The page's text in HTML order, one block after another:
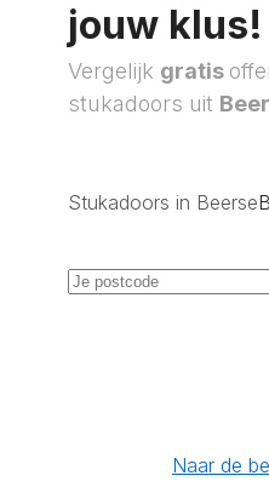
jouw klus!
Vergelijk gratis
stukadoors uit
Stukadoors in Beerse
Naar de